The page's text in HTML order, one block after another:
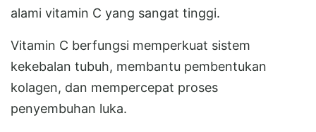
alami vitamin C yang sangat tinggi.
Vitamin C berfungsi memperkuat sistem
kekebalan tubuh, membantu pembentukan
kolagen, dan mempercepat proses
penyembuhan luka.